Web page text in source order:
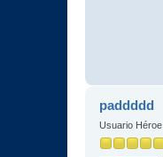
paddddd
Usuario Héroe